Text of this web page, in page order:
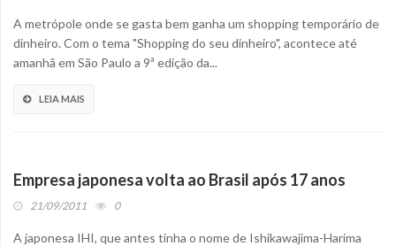
A metrópole onde se gasta bem ganha um shopping temporário de
dinheiro. Com o tema "Shopping do seu dinheiro", acontece até
amanhã em São Paulo a 9ª edição da...
LEIA MAIS
Empresa japonesa volta ao Brasil após 17 anos
21/09/2011 0
A japonesa IHI, que antes tinha o nome de Ishikawajima-Harima